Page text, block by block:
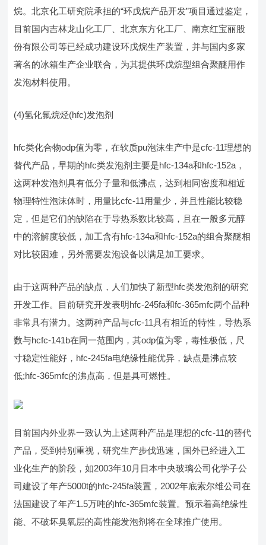
烷。北京化工研究院承担的“环戊烷产品开发”项目通过鉴定，
目前国内吉林龙山化工厂、北京东方化工厂、南京红宝丽股
份有限公司等已经成功建设环戊烷生产装置，并与国内多家
著名的冰箱生产企业联合，为其提供环戊烷型组合聚醚用作
发泡材料使用。
(4)氢化氟烷烃(hfc)发泡剂
hfc类化合物odp值为零，在软质pu泡沫生产中是cfc-11理想的
替代产品，早期的hfc类发泡剂主要是hfc-134a和hfc-152a，
这两种发泡剂具有低分子量和低沸点，达到相同密度和相近
物理特性泡沫体时，用量比cfc-11用量少，并且性能比较稳
定，但是它们的缺陷在于导热系数比较高，且在一般多元醇
中的溶解度较低，加工含有hfc-134a和hfc-152a的组合聚醚相
对比较困难，另外需要发泡设备以满足加工要求。
由于这两种产品的缺点，人们加快了新型hfc类发泡剂的研究
开发工作。目前研究开发表明hfc-245fa和fc-365mfc两个品种
非常具有潜力。这两种产品与cfc-11具有相近的特性，导热系
数与hcfc-141b在同一范围内，其odp值为零，毒性极低，尺
寸稳定性能好，hfc-245fa电绝缘性能优异，缺点是沸点较
低;hfc-365mfc的沸点高，但是具可燃性。
目前国内外业界一致认为上述两种产品是理想的cfc-11的替代
产品，受到特别重视，研究生产步伐迅速，国外已经进入工
业化生产的阶段，如2003年10月日本中央玻璃公司化学子公
司建设了年产5000t的hfc-245fa装置，2002年底索尔维公司在
法国建设了年产1.5万吨的hfc-365mfc装置。预示着高绝缘性
能、不破坏臭氧层的高性能发泡剂将在全球推广使用。